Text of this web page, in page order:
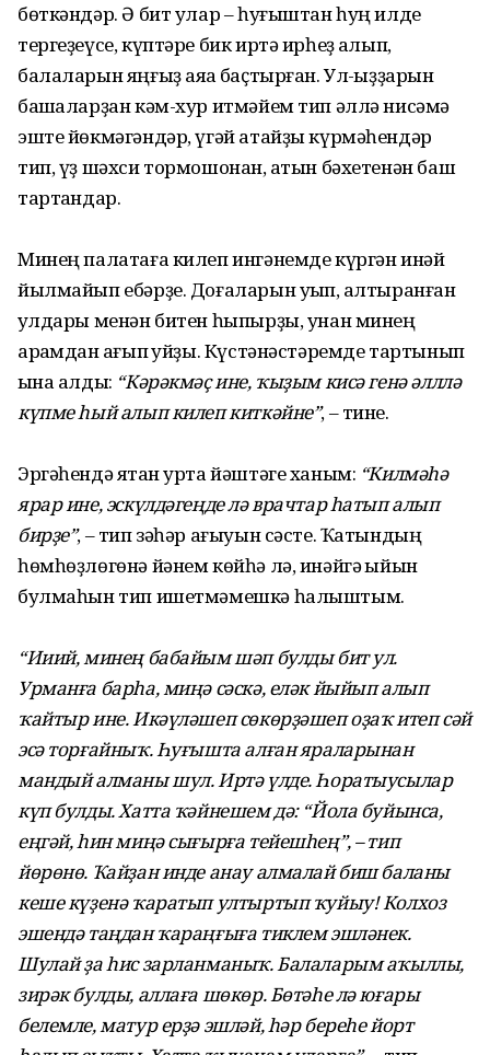
бөткәндәр. Ә бит улар – һуғыштан һуң илде
тергеҙеүсе, күптәре бик иртә ирһеҙ ҡалып,
балаларын яңғыҙ аяҡҡа баҫтырған. Ул-ҡыҙҙарын
башҡаларҙан кәм-хур итмәйем тип әллә нисәмә
эште йөкмәгәндәр, үгәй атайҙы күрмәһендәр
тип, үҙ шәхси тормошонан, ҡатын бәхетенән баш
тартҡандар.
Минең палатаға килеп ингәнемде күргән инәй
йылмайып ебәрҙе. Доғаларын уҡып, ҡалтыранған
ҡулдары менән битен һыпырҙы, унан минең
арҡамдан ҡағып ҡуйҙы. Күстәнәстәремде тартынып
ҡына алды: “Кәрәкмәҫ ине, ҡыҙым кисә генә әлллә
күпме һый алып килеп киткәйне”, – тине.
Эргәһендә ятҡан урта йәштәге ханым: “Килмәһә
ярар ине, эскүлдәгеңде лә врачтар һатып алып
бирҙе”, – тип зәһәр ағыуын сәсте. Ҡатындың
һөмһөҙлөгөнә йәнем көйһә лә, инәйгә ҡыйын
булмаһын тип ишетмәмешкә һалыштым.
“Ииий, минең бабайым шәп булды бит ул.
Урманға барһа, миңә сәскә, еләк йыйып алып
ҡайтыр ине. Икәүләшеп сөкөрҙәшеп оҙаҡ итеп сәй
эсә торғайныҡ. Һуғышта алған яраларынан
мандый алманы шул. Иртә үлде. Һоратыусылар
күп булды. Хатта ҡәйнешем дә: “Йола буйынса,
еңгәй, һин миңә сығырға тейешһең”, – тип
йөрөнө. Ҡайҙан инде анау алмалай биш баланы
кеше күҙенә ҡаратып ултыртып ҡуйыу! Колхоз
эшендә таңдан ҡараңғыға тиклем эшләнек.
Шулай ҙа һис зарланманыҡ. Балаларым аҡыллы,
зирәк булды, аллаға шөкөр. Бөтәһе лә юғары
белемле, матур ерҙә эшләй, һәр береһе йорт